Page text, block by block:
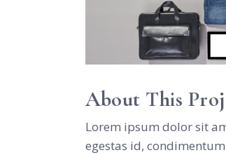
About This
Lorem ipsum dolor sit
egestas id,